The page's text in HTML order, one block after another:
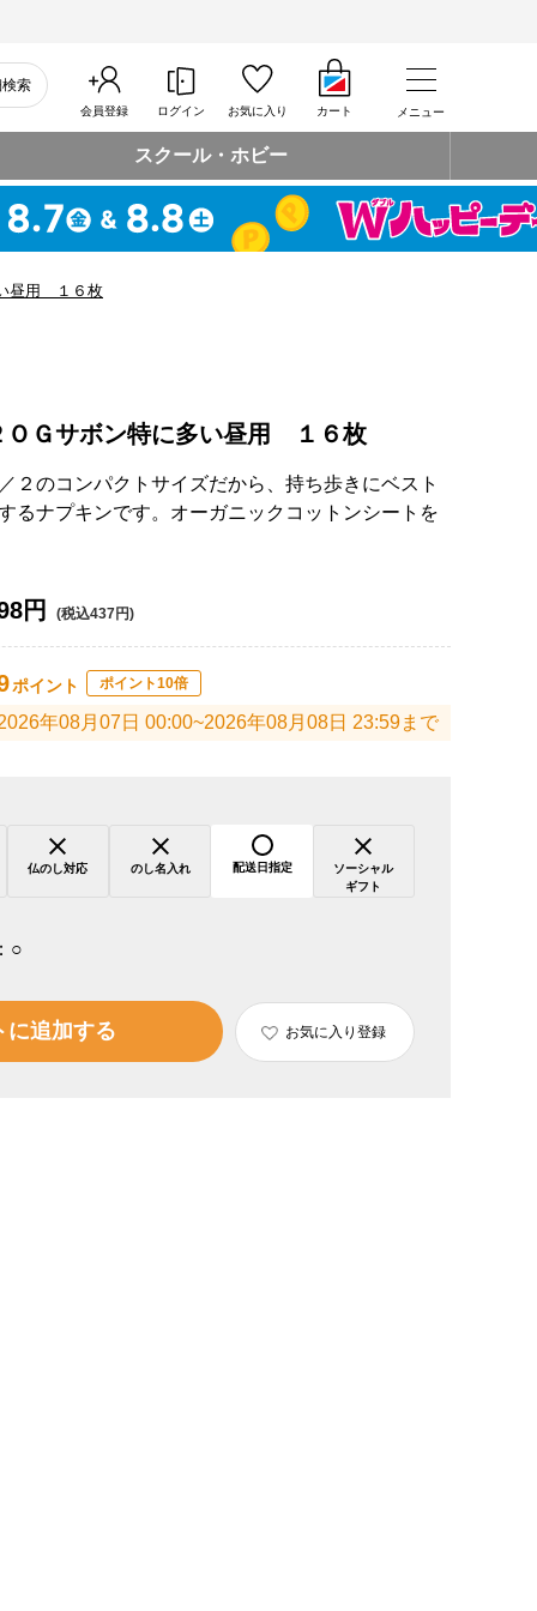
索
会員登録 ログイン お気に入り カート メニュー
スクール・ホビー
昼用 １６枚
ＯＧサボン特に多い昼用 １６枚
２のコンパクトサイズだから、持ち歩きにベスト
るナプキンです。オーガニックコットンシートを
円 (税込437円)
ポイント ポイント10倍
年08月07日 00:00~2026年08月08日 23:59まで
仏のし対応 のし名入れ 配送日指定
ソーシャル
ギフト
○
に追加する お気に入り登録